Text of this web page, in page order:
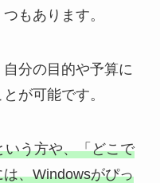
もあります。
分の目的や予算に
が可能です。
う方や、「どこで
、Windowsがぴっ